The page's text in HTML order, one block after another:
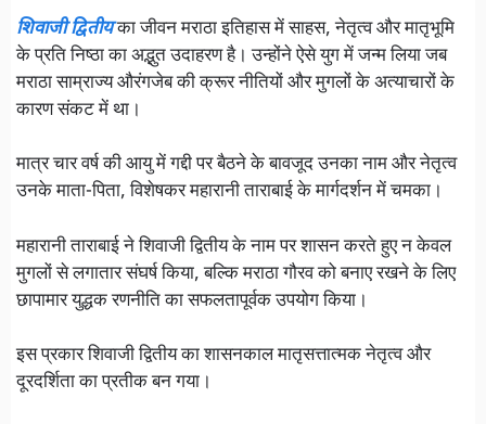
शिवाजी द्वितीयका जीवन मराठा इतिहास में साहस, नेतृत्व और मातृभूमि
के प्रति निष्ठा का अद्भुत उदाहरण है। उन्होंने ऐसे युग में जन्म लिया जब
मराठा साम्राज्य औरंगजेब की क्रूर नीतियों और मुगलों के अत्याचारों के
कारण संकट में था।
मात्र चार वर्ष की आयु में गद्दी पर बैठने के बावजूद उनका नाम और नेतृत्व
उनके माता-पिता, विशेषकर महारानी ताराबाई के मार्गदर्शन में चमका।
महारानी ताराबाई ने शिवाजी द्वितीय के नाम पर शासन करते हुए न केवल
मुगलों से लगातार संघर्ष किया, बल्कि मराठा गौरव को बनाए रखने के लिए
छापामार युद्धक रणनीति का सफलतापूर्वक उपयोग किया।
इस प्रकार शिवाजी द्वितीय का शासनकाल मातृसत्तात्मक नेतृत्व और
दूरदर्शिता का प्रतीक बन गया।